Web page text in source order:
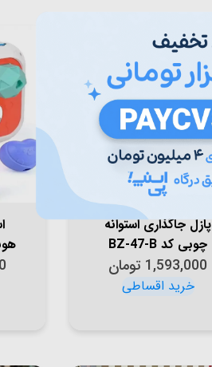
پازل جاگذاری استوانه
چوبی کد BZ-47-B
1,593,000 تومان